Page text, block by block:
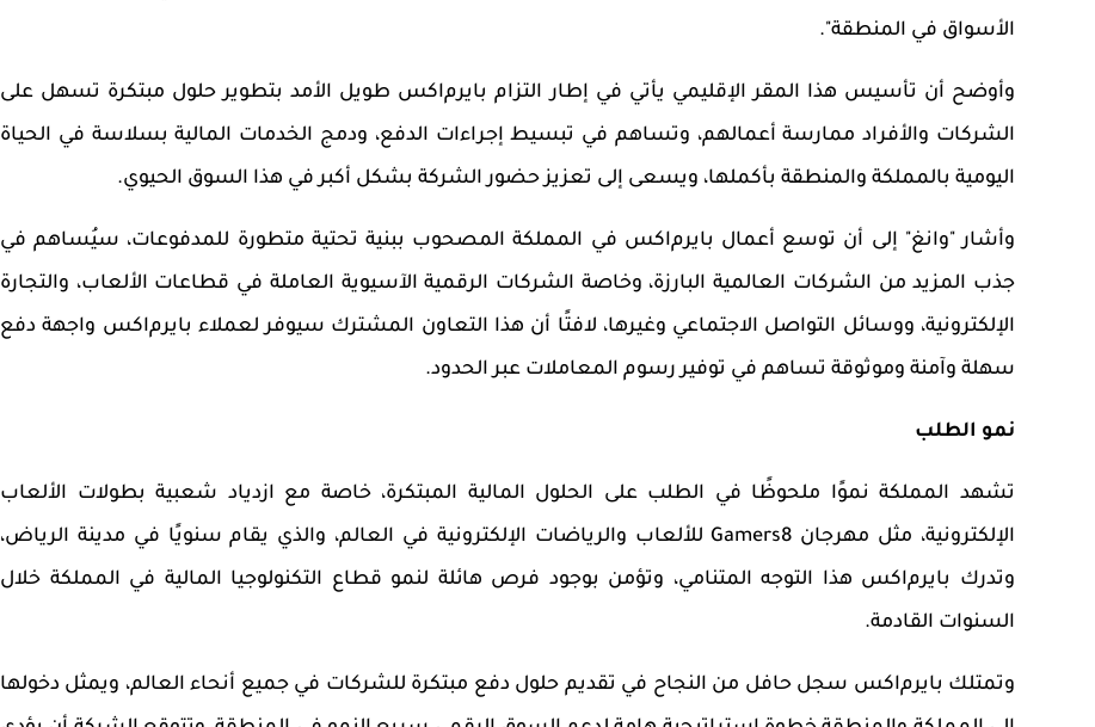
الأسواق في المنطقة".
وأوضح أن تأسيس هذا المقر الإقليمي يأتي في إطار التزام بايرماكس طويل الأمد بتطوير حلول مبتكرة تسهل على
الشركات والأفراد ممارسة أعمالهم، وتساهم في تبسيط إجراءات الدفع، ودمج الخدمات المالية بسلاسة في الحياة
اليومية بالمملكة والمنطقة بأكملها، ويسعى إلى تعزيز حضور الشركة بشكل أكبر في هذا السوق الحيوي.
وأشار"وانغ" إلى أن توسع أعمال بايرماكس في المملكة المصحوب ببنية تحتية متطورة للمدفوعات، سيُساهم في
جذب المزيد من الشركات العالمية البارزة، وخاصة الشركات الرقمية الآسيوية العاملة في قطاعات الألعاب، والتجارة
الإلكترونية، ووسائل التواصل الاجتماعي وغيرها، لافتًا أن هذا التعاون المشترك سيوفر لعملاء بايرماكس واجهة دفع
سهلة وآمنة وموثوقة تساهم في توفير رسوم المعاملات عبر الحدود.
نمو الطلب
تشهد المملكة نموًا ملحوظًا في الطلب على الحلول المالية المبتكرة، خاصة مع ازدياد شعبية بطولات الألعاب
الإلكترونية، مثل مهرجان Gamers8 للألعاب والرياضات الإلكترونية في العالم، والذي يقام سنويًا في مدينة الرياض،
وتدرك بايرماكس هذا التوجه المتنامي، وتؤمن بوجود فرص هائلة لنمو قطاع التكنولوجيا المالية في المملكة خلال
السنوات القادمة.
وتمتلك بايرماكس سجل حافل من النجاح في تقديم حلول دفع مبتكرة للشركات في جميع أنحاء العالم، ويمثل دخولها